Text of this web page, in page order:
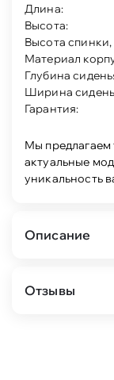
Длина:
Высота:
Высота спинки,
Материал
Глубина
Ширина
Гарантия:
Мы предлагаем
актуальные
уникальность
Описание
Размер:
Отзывы